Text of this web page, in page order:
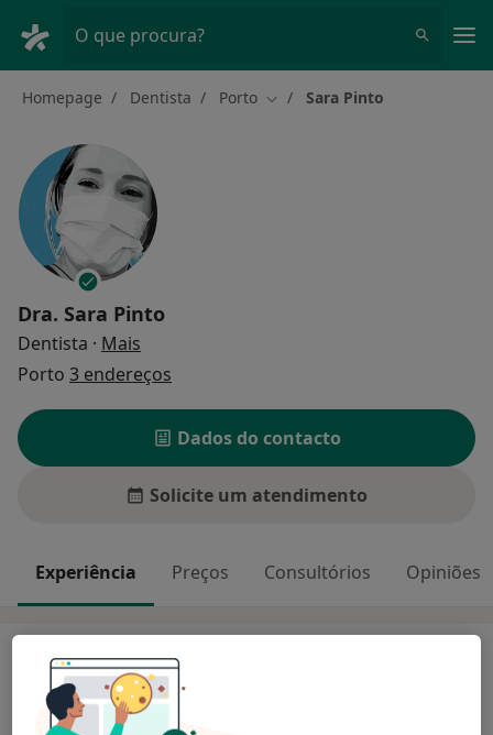
O que procura?
Homepage Dentista Porto Mudar de cidade
Sara Pinto
Dra. Sara Pinto
Dentista · Mais
Porto 3 endereços
Dados do contacto
Solicite um atendimento
Experiência Preços Consultórios Opiniões
Experiência
Principais doenças tratadas
Fraturas Dentárias